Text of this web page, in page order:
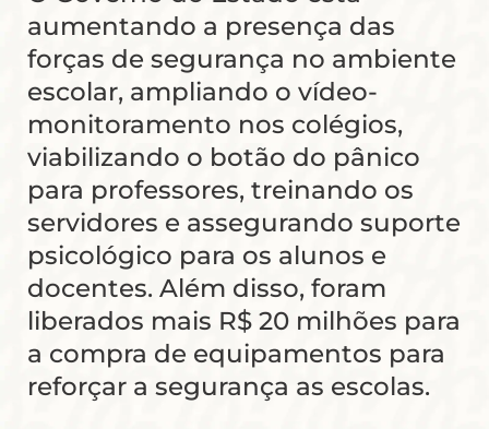
aumentando a presença das
forças de segurança no ambiente
escolar, ampliando o vídeo-
monitoramento nos colégios,
viabilizando o botão do pânico
para professores, treinando os
servidores e assegurando suporte
psicológico para os alunos e
docentes. Além disso, foram
liberados mais R$ 20 milhões para
a compra de equipamentos para
reforçar a segurança as escolas.